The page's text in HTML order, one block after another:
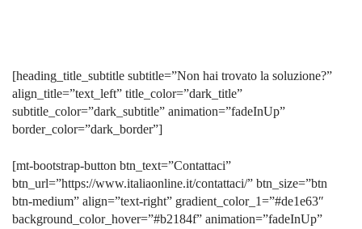
[heading_title_subtitle subtitle=”Non hai trovato la soluzione?”
align_title=”text_left” title_color=”dark_title”
subtitle_color=”dark_subtitle” animation=”fadeInUp”
border_color=”dark_border”]
[mt-bootstrap-button btn_text=”Contattaci”
btn_url=”https://www.italiaonline.it/contattaci/” btn_size=”btn
btn-medium” align=”text-right” gradient_color_1=”#de1e63″
background_color_hover=”#b2184f” animation=”fadeInUp”